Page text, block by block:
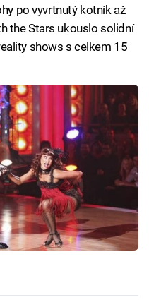
po vyvrtnutý kotník až
the Stars ukouslo solidní
shows s celkem 15